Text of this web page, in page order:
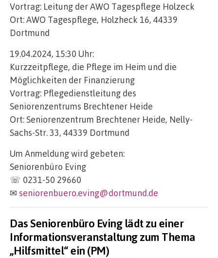
Vortrag: Leitung der AWO Tagespflege Holzeck
Ort: AWO Tagespflege, Holzheck 16, 44339
Dortmund
19.04.2024, 15:30 Uhr:
Kurzzeitpflege, die Pflege im Heim und die
Möglichkeiten der Finanzierung
Vortrag: Pflegedienstleitung des
Seniorenzentrums Brechtener Heide
Ort: Seniorenzentrum Brechtener Heide, Nelly-
Sachs-Str. 33, 44339 Dortmund
Um Anmeldung wird gebeten:
Seniorenbüro Eving
☏ 0231-50 29660
✉ seniorenbuero.eving@dortmund.de
Das Seniorenbüro Eving lädt zu einer
Informationsveranstaltung zum Thema
„Hilfsmittel“ ein (PM)